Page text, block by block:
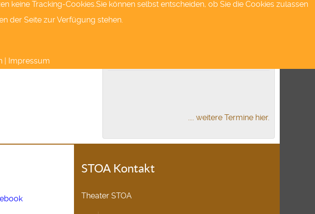
01Okt.
.... weitere Termine hier.
STOA Kontakt
Theater STOA
keine Tracking-Cookies.Sie können selbst entscheiden, ob Sie die Cookies zulassen
der Seite zur Verfügung stehen.
| Impressum